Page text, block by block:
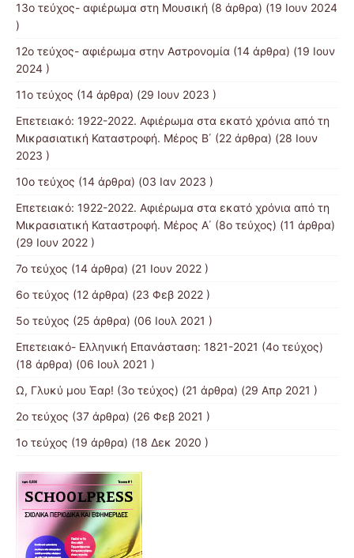
13o τεύχος- αφιέρωμα στη Μουσική (8 άρθρα) (19 Ιουν 2024
)
12o τεύχος- αφιέρωμα στην Αστρονομία (14 άρθρα) (19 Ιουν
2024 )
11ο τεύχος (14 άρθρα) (29 Ιουν 2023 )
Επετειακό: 1922-2022. Αφιέρωμα στα εκατό χρόνια από τη
Μικρασιατική Καταστροφή. Μέρος B΄ (22 άρθρα) (28 Ιουν
2023 )
10ο τεύχος (14 άρθρα) (03 Ιαν 2023 )
Επετειακό: 1922-2022. Αφιέρωμα στα εκατό χρόνια από τη
Μικρασιατική Καταστροφή. Μέρος Α΄ (8ο τεύχος) (11 άρθρα)
(29 Ιουν 2022 )
7o τεύχος (14 άρθρα) (21 Ιουν 2022 )
6ο τεύχος (12 άρθρα) (23 Φεβ 2022 )
5ο τεύχος (25 άρθρα) (06 Ιουλ 2021 )
Επετειακό- Ελληνική Επανάσταση: 1821-2021 (4ο τεύχος)
(18 άρθρα) (06 Ιουλ 2021 )
Ω, Γλυκύ μου Έαρ! (3ο τεύχος) (21 άρθρα) (29 Απρ 2021 )
2o τεύχος (37 άρθρα) (26 Φεβ 2021 )
1ο τεύχος (19 άρθρα) (18 Δεκ 2020 )